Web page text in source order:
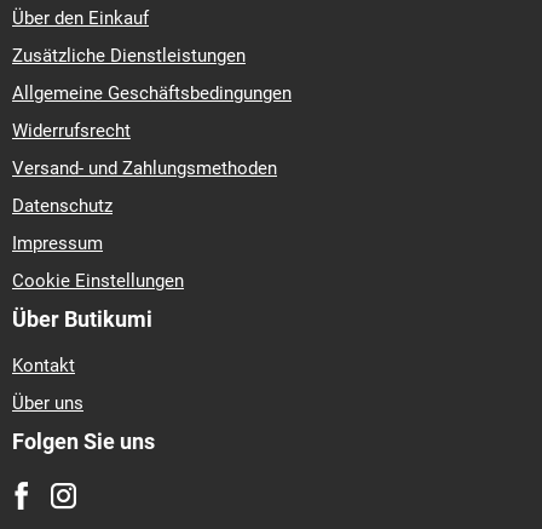
Über den Einkauf
Zusätzliche Dienstleistungen
Allgemeine Geschäftsbedingungen
Widerrufsrecht
Versand- und Zahlungsmethoden
Datenschutz
Impressum
Cookie Einstellungen
Über Butikumi
Kontakt
Über uns
Folgen Sie uns